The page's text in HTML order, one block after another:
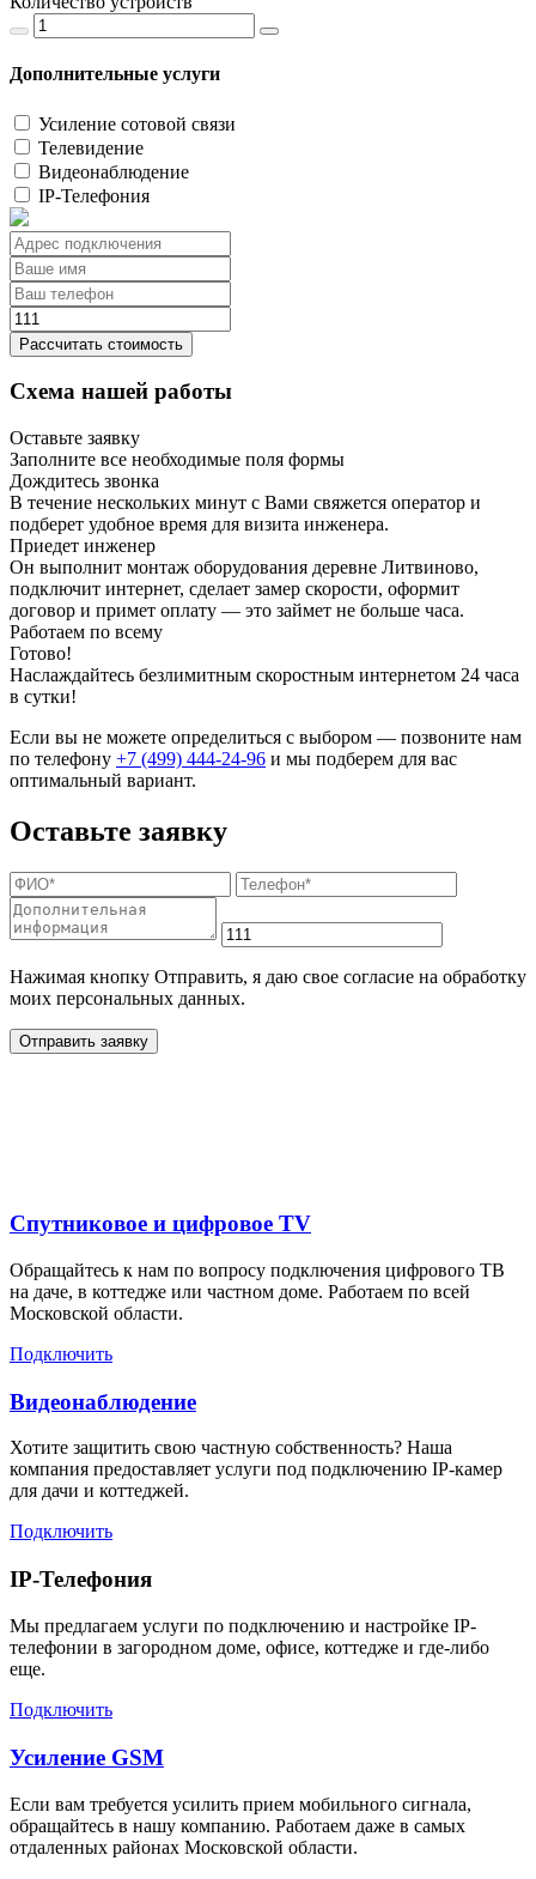
Дополнительные услуги
Усиление сотовой связи
Телевидение
Видеонаблюдение
IP-Телефония
Рассчитать стоимость
Схема нашей работы
Оставьте заявку
Заполните все необходимые поля формы
Дождитесь звонка
В течение нескольких минут с Вами свяжется оператор и
подберет удобное время для визита инженера.
Приедет инженер
Он выполнит монтаж оборудования деревне Литвиново,
подключит интернет, сделает замер скорости, оформит
договор и примет оплату — это займет не больше часа.
Работаем по всему
Готово!
Наслаждайтесь безлимитным скоростным интернетом 24 часа
в сутки!
Если вы не можете определиться с выбором — позвоните нам
по телефону +7 (499) 444-24-96 и мы подберем для вас
оптимальный вариант.
Оставьте заявку
Нажимая кнопку Отправить, я даю свое согласие на обработку
моих персональных данных.
Отправить заявку
Спутниковое и цифровое TV
Обращайтесь к нам по вопросу подключения цифрового ТВ
на даче, в коттедже или частном доме. Работаем по всей
Московской области.
Подключить
Видеонаблюдение
Хотите защитить свою частную собственность? Наша
компания предоставляет услуги под подключению IP-камер
для дачи и коттеджей.
Подключить
IP-Телефония
Мы предлагаем услуги по подключению и настройке IP-
телефонии в загородном доме, офисе, коттедже и где-либо
еще.
Подключить
Усиление GSM
Если вам требуется усилить прием мобильного сигнала,
обращайтесь в нашу компанию. Работаем даже в самых
отдаленных районах Московской области.